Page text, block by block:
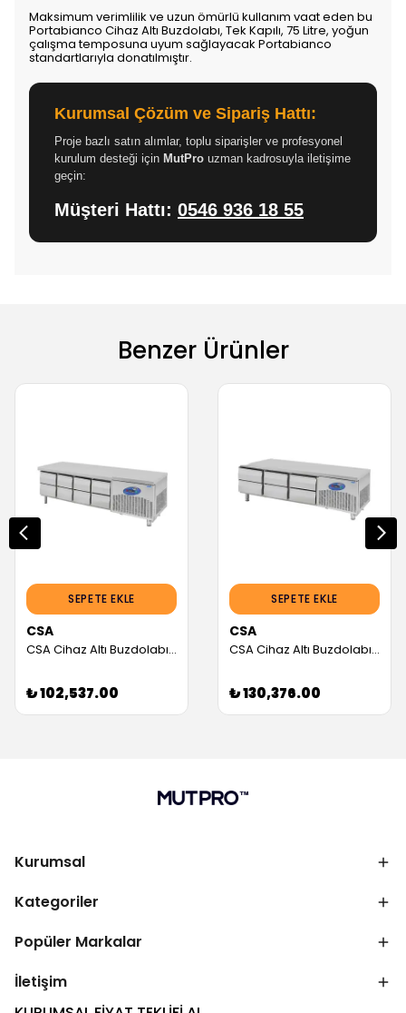
Maksimum verimlilik ve uzun ömürlü kullanım vaat eden bu
Portabianco Cihaz Altı Buzdolabı, Tek Kapılı, 75 Litre, yoğun
çalışma temposuna uyum sağlayacak Portabianco
standartlarıyla donatılmıştır.
Kurumsal Çözüm ve Sipariş Hattı:
Proje bazlı satın alımlar, toplu siparişler ve profesyonel
kurulum desteği için MutPro uzman kadrosuyla iletişime
geçin:
Müşteri Hattı: 0546 936 18 55
Benzer Ürünler
SEPETE EKLE
CSA
CSA Cihaz Altı Buzdolabı, 8 Çekmeceli, 310 L (Servis Garantili)
₺ 102,537.00
SEPETE EKLE
CSA
CSA Cihaz Altı Buzdolabı, 6 Çekmeceli, 180 L (Servis Garantili)
₺ 130,376.00
Kurumsal
Kategoriler
Popüler Markalar
İletişim